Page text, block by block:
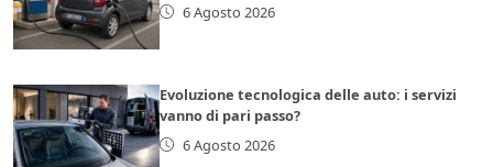
6 Agosto 2026
Evoluzione tecnologica delle auto: i servizi
vanno di pari passo?
6 Agosto 2026